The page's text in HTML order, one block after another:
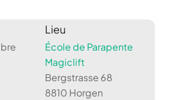
Lieu
École de Parapente
Magiclift
Bergstrasse 68
8810 Horgen